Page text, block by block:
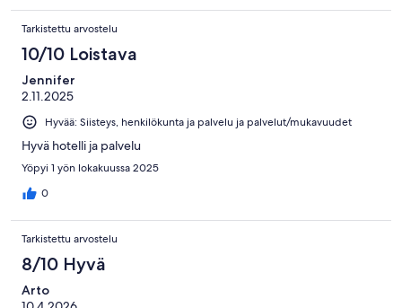
Tarkistettu arvostelu
10/10 Loistava
Jennifer
2.11.2025
Hyvää: Siisteys, henkilökunta ja palvelu ja palvelut/mukavuudet
Hyvä hotelli ja palvelu
Yöpyi 1 yön lokakuussa 2025
0
Tarkistettu arvostelu
8/10 Hyvä
Arto